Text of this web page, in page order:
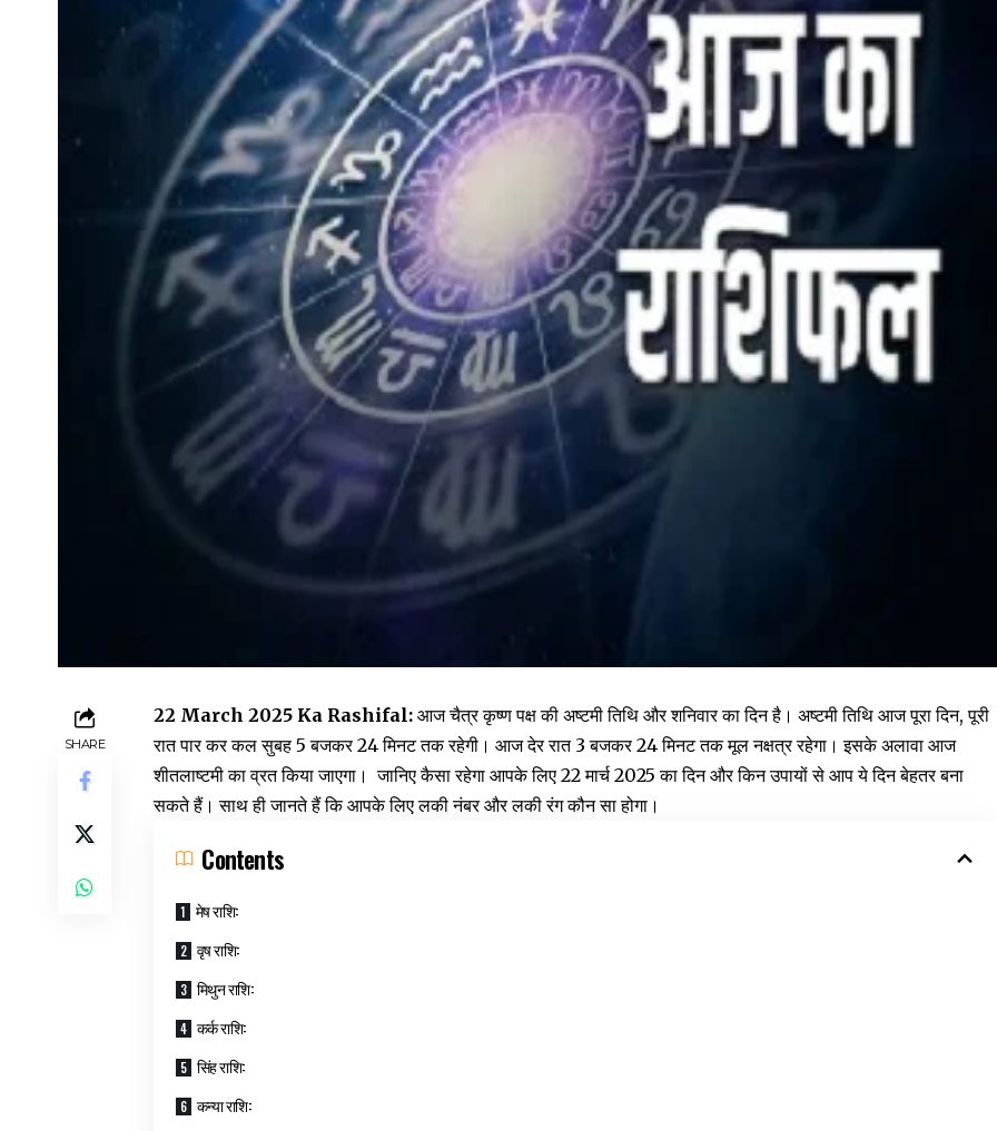
SHARE
22 March 2025 Ka Rashifal: आज चैत्र कृष्ण पक्ष की अष्टमी तिथि और शनिवार का दिन है। अष्टमी तिथि आज पूरा दिन, पूरी
रात पार कर कल सुबह 5 बजकर 24 मिनट तक रहेगी। आज देर रात 3 बजकर 24 मिनट तक मूल नक्षत्र रहेगा। इसके अलावा आज
शीतलाष्टमी का व्रत किया जाएगा। जानिए कैसा रहेगा आपके लिए 22 मार्च 2025 का दिन और किन उपायों से आप ये दिन बेहतर बना
सकते हैं। साथ ही जानते हैं कि आपके लिए लकी नंबर और लकी रंग कौन सा होगा।
Contents
मेष राशि:
वृष राशि:
मिथुन राशि:
कर्क राशि:
सिंह राशि:
कन्या राशि: